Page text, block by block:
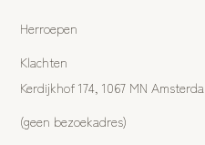
Herroepen
Klachten
Kerdijkhof 174, 1067 MN
(geen bezoekadres)